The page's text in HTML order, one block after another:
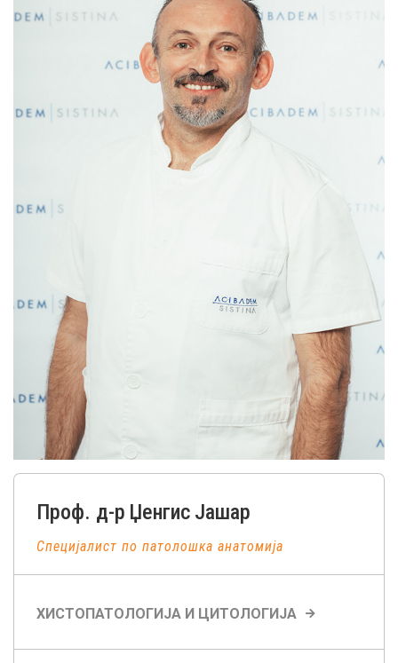
Проф. д-р Џенгис Јашар
Специјалист по патолошка анатомија
ХИСТОПАТОЛОГИЈА И ЦИТОЛОГИЈА